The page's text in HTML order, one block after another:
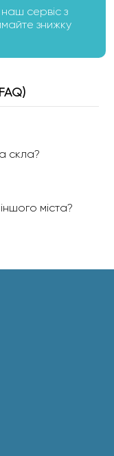
наш сервіс з
знижку
скла?
міста?